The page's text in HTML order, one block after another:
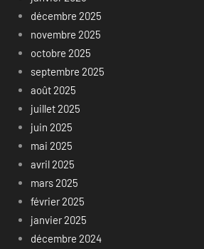
décembre 2025
novembre 2025
octobre 2025
septembre 2025
août 2025
juillet 2025
juin 2025
mai 2025
avril 2025
mars 2025
février 2025
janvier 2025
décembre 2024